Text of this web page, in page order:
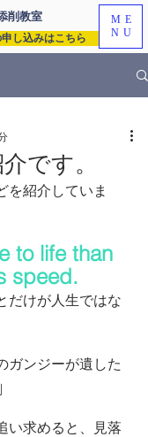
削教室
し込みはこちら
ME
NU
です。
を紹介していま
to life than
speed.
だけが人生ではな
ガンジーが遺した
い求めると、見落